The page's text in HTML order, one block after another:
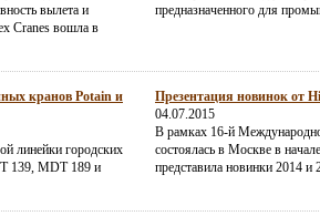
вылета и
Cranes вошла в
предназначенного для
кранов Potain и
линейки городских
139, MDT 189 и
Презентация новинок от
04.07.2015
В рамках 16-й
состоялась в Москве в
представила новинки 2014 и